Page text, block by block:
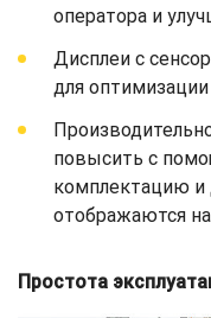
оператора и
Дисплеи с
для оптимизации
повысить с
комплектацию и
отображаются
Простота